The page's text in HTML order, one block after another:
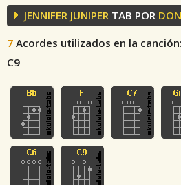
JENNIFER JUNIPER TAB POR
7 Acordes utilizados en la canción
C9